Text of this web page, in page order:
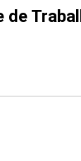
de